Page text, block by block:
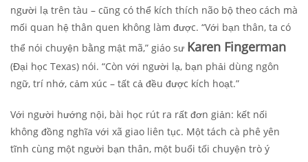
người lạ trên tàu – cũng có thể kích thích não bộ theo cách mà
mối quan hệ thân quen không làm được. “Với bạn thân, ta có
thể nói chuyện bằng mật mã,” giáo sư Karen Fingerman
(Đại học Texas) nói. “Còn với người lạ, bạn phải dùng ngôn
ngữ, trí nhớ, cảm xúc – tất cả đều được kích hoạt.”
Với người hướng nội, bài học rút ra rất đơn giản: kết nối
không đồng nghĩa với xã giao liên tục. Một tách cà phê yên
tĩnh cùng một người bạn thân, một buổi tối chuyện trò ý